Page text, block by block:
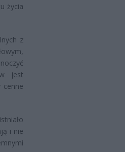
życia
z
jest
cenne
i nie